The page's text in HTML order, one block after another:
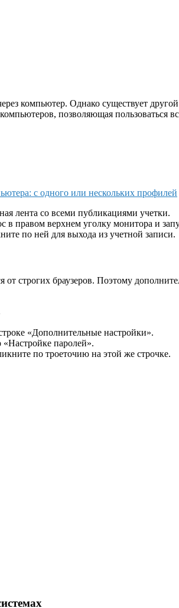
компьютер. Однако существует
позволяющая пользоваться
с одного или нескольких профилей
лента со всеми публикациями учетки.
правом верхнем уголку монитора и
по ней для выхода из учетной записи.
строгих браузеров. Поэтому
«Дополнительные настройки».
паролей».
по троеточию на этой же строчке.